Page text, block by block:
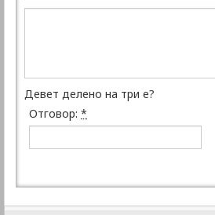
Девет делено на три е?
Отговор: *